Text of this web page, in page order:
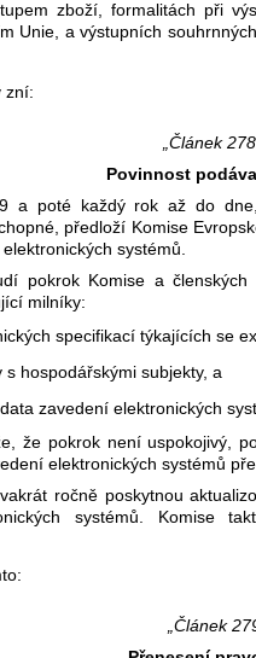
zboží, formalitách při
Unie, a výstupních
zní:
„Článek
Povinnost
poté každý rok až do dne,
předloží Komise
systémů.
pokrok Komise a členských
milníky:
specifikací týkajících se
hospodářskými subjekty, a
zavedení elektronických
že pokrok není uspokojivý,
elektronických systémů
ročně poskytnou
systémů. Komise
„Článek